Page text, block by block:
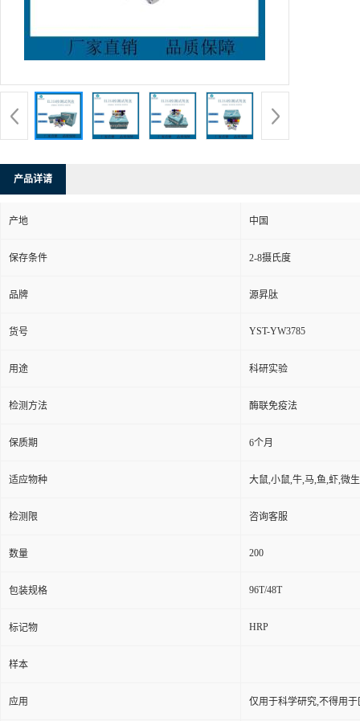
产品详请
产地 中国
保存条件 2-8摄氏度
品牌 源昇肽
货号 YST-YW3785
用途 科研实验
检测方法 酶联免疫法
保质期 6个月
适应物种 大鼠,小鼠,牛,马,鱼,虾,微
检测限 咨询客服
数量 200
包装规格 96T/48T
标记物 HRP
样本
应用 仅用于科学研究,不得用